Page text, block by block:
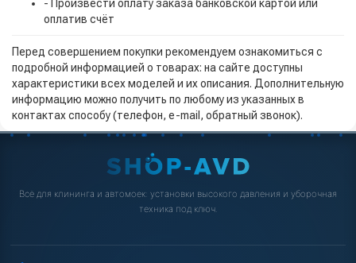
- Произвести оплату заказа банковской картой или
оплатив счёт
Перед совершением покупки рекомендуем ознакомиться с
подробной информацией о товарах: на сайте доступны
характеристики всех моделей и их описания. Дополнительную
информацию можно получить по любому из указанных в
контактах способу (телефон, e-mail, обратный звонок).
Всё для клининга и автомоек: установки высокого давления и уборочная
техника под ключ.